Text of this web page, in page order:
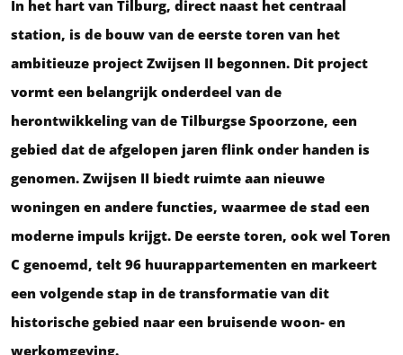
In het hart van Tilburg, direct naast het centraal
station, is de bouw van de eerste toren van het
ambitieuze project Zwijsen II begonnen. Dit project
vormt een belangrijk onderdeel van de
herontwikkeling van de Tilburgse Spoorzone, een
gebied dat de afgelopen jaren flink onder handen is
genomen. Zwijsen II biedt ruimte aan nieuwe
woningen en andere functies, waarmee de stad een
moderne impuls krijgt. De eerste toren, ook wel Toren
C genoemd, telt 96 huurappartementen en markeert
een volgende stap in de transformatie van dit
historische gebied naar een bruisende woon- en
werkomgeving.